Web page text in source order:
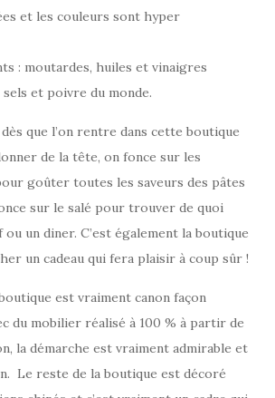
et les couleurs sont hyper
: moutardes, huiles et vinaigres
et poivre du monde.
que l’on rentre dans cette boutique
de la tête, on fonce sur les
goûter toutes les saveurs des pâtes
sur le salé pour trouver de quoi
un diner. C’est également la boutique
un cadeau qui fera plaisir à coup sûr !
est vraiment canon façon
du mobilier réalisé à 100 % à partir de
la démarche est vraiment admirable et
Le reste de la boutique est décoré